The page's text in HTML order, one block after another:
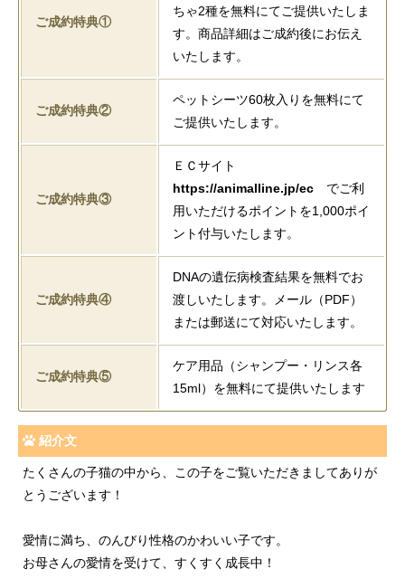
ご成約特典①
ちゃ2種を無料にてご提供いたしま
す。商品詳細はご成約後にお伝え
いたします。
ご成約特典②
ペットシーツ60枚入りを無料にて
ご提供いたします。
ご成約特典③
ＥＣサイト
https://animalline.jp/ec でご利
用いただけるポイントを1,000ポイ
ント付与いたします。
ご成約特典④
DNAの遺伝病検査結果を無料でお
渡しいたします。メール（PDF）
または郵送にて対応いたします。
ご成約特典⑤
ケア用品（シャンプー・リンス各
15ml）を無料にて提供いたします
紹介文
たくさんの子猫の中から、この子をご覧いただきましてありが
とうございます！
愛情に満ち、のんびり性格のかわいい子です。
お母さんの愛情を受けて、すくすく成長中！